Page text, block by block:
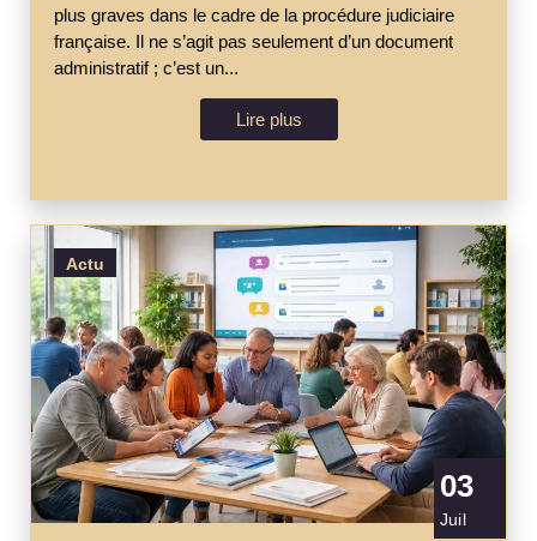
plus graves dans le cadre de la procédure judiciaire
française. Il ne s’agit pas seulement d’un document
administratif ; c’est un...
Lire plus
Actu
03
Juil